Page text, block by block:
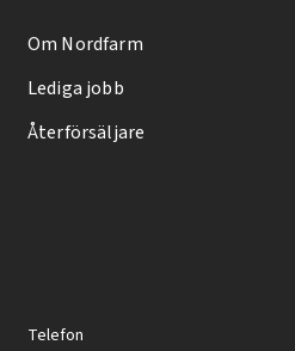
Om Nordfarm
Lediga jobb
Återförsäljare